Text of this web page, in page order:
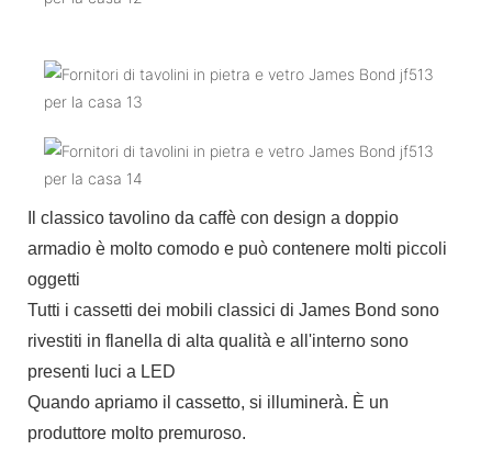
Il classico tavolino da caffè con design a doppio
armadio è molto comodo e può contenere molti piccoli
oggetti
Tutti i cassetti dei mobili classici di James Bond sono
rivestiti in flanella di alta qualità e all'interno sono
presenti luci a LED
Quando apriamo il cassetto, si illuminerà. È un
produttore molto premuroso.